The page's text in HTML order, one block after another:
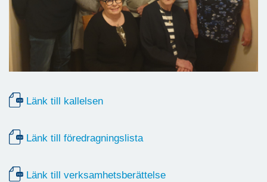
Länk till kallelsen
Länk till föredragningslista
Länk till verksamhetsberättelse